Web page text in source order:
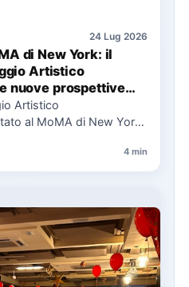
24 Lug 2026
di New York: il
Artistico
nuove prospettive
Artistico
al MoMA di New York
4 min